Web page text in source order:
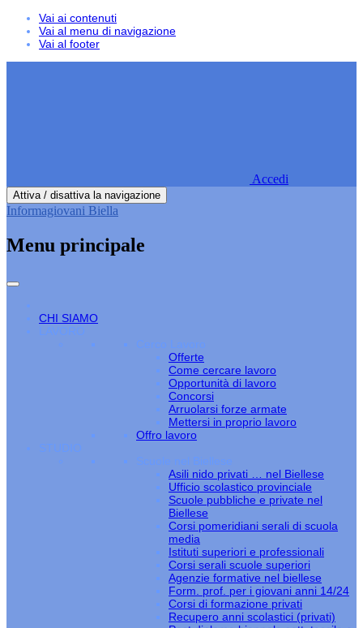
Vai ai contenuti
Vai al menu di navigazione
Vai al footer
Accedi
Attiva / disattiva la navigazione
Informagiovani Biella
Menu principale
CHI SIAMO
LAVORO
Cerco Lavoro
Offerte
Come cercare lavoro
Opportunità di lavoro
Concorsi
Arruolarsi forze armate
Mettersi in proprio lavoro
Offro lavoro
STUDIO
Scuole nel Biellese
Asili nido privati … nel Biellese
Ufficio scolastico provinciale
Scuole pubbliche e private nel
Biellese
Corsi pomeridiani serali di scuola
media
Istituti superiori e professionali
Corsi serali scuole superiori
Agenzie formative nel biellese
Form. prof. per i giovani anni 14/24
Corsi di formazione privati
Recupero anni scolastici (privati)